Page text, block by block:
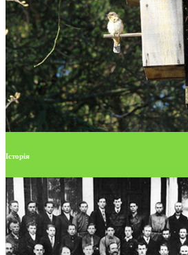
Історія